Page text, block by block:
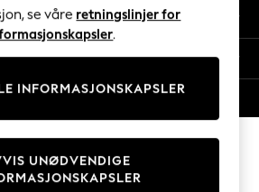
& Hoodies
se våre retningslinjer for
.
INFORMASJONSKAPSLER
UNØDVENDIGE